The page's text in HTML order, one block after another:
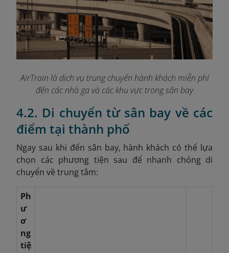
AirTrain là dịch vụ trung chuyển hành khách miễn phí
đến các nhà ga và các khu vực trong sân bay
4.2. Di chuyển từ sân bay về các
điểm tại thành phố
Ngay sau khi đến sân bay, hành khách có thể lựa
chọn các phương tiện sau để nhanh chóng di
chuyển về trung tâm:
Ph
ư
ơ
ng
tiệ